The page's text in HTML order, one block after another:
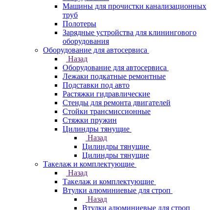
Машины для прочистки канализационных
труб
Полотеры
Зарядные устройства для клинингового
оборудования
Оборудование для автосервиса
Назад
Оборудование для автосервиса
Лежаки подкатные ремонтные
Подставки под авто
Растяжки гидравлические
Стенды для ремонта двигателей
Стойки трансмиссионные
Стяжки пружин
Цилиндры тянущие
Назад
Цилиндры тянущие
Цилиндры тянущие
Такелаж и комплектующие
Назад
Такелаж и комплектующие
Втулки алюминиевые для строп
Назад
Втулки алюминиевые для строп